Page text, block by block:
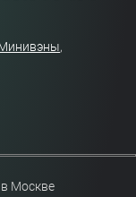
,
Москве